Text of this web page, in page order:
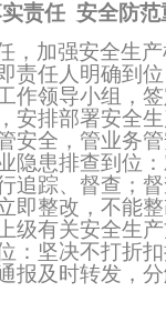
责任 安全防范
，加强安全生
责任人明确到
作领导小组，
安排部署安全生
安全，管业务
隐患排查到位
追踪、督查；督
即整改，不能
级有关安全生
：坚决不打折
报及时转发，